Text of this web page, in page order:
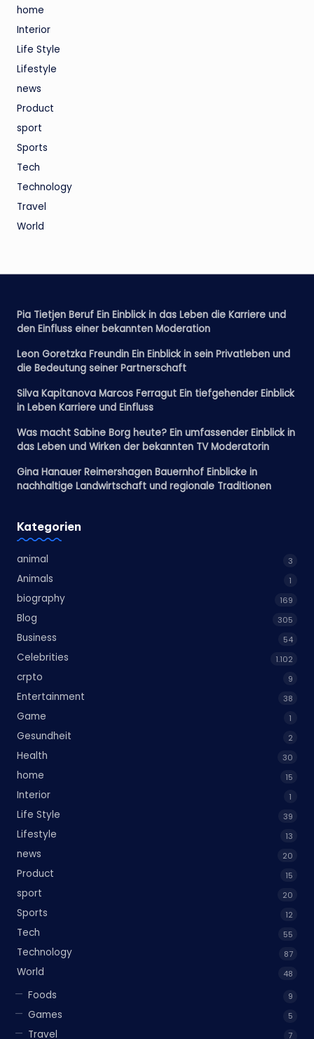
home
Interior
Life Style
Lifestyle
news
Product
sport
Sports
Tech
Technology
Travel
World
Pia Tietjen Beruf Ein Einblick in das Leben die Karriere und
den Einfluss einer bekannten Moderation
Leon Goretzka Freundin Ein Einblick in sein Privatleben und
die Bedeutung seiner Partnerschaft
Silva Kapitanova Marcos Ferragut Ein tiefgehender Einblick
in Leben Karriere und Einfluss
Was macht Sabine Borg heute? Ein umfassender Einblick in
das Leben und Wirken der bekannten TV Moderatorin
Gina Hanauer Reimershagen Bauernhof Einblicke in
nachhaltige Landwirtschaft und regionale Traditionen
Kategorien
animal 3
Animals 1
biography 169
Blog 305
Business 54
Celebrities 1.102
crpto 9
Entertainment 38
Game 1
Gesundheit 2
Health 30
home 15
Interior 1
Life Style 39
Lifestyle 13
news 20
Product 15
sport 20
Sports 12
Tech 55
Technology 87
World 48
Foods 9
Games 5
Travel 7